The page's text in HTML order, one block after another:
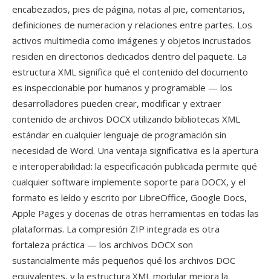
encabezados, pies de página, notas al pie, comentarios,
definiciones de numeracion y relaciones entre partes. Los
activos multimedia como imágenes y objetos incrustados
residen en directorios dedicados dentro del paquete. La
estructura XML significa qué el contenido del documento
es inspeccionable por humanos y programable — los
desarrolladores pueden crear, modificar y extraer
contenido de archivos DOCX utilizando bibliotecas XML
estándar en cualquier lenguaje de programación sin
necesidad de Word. Una ventaja significativa es la apertura
e interoperabilidad: la especificación publicada permite qué
cualquier software implemente soporte para DOCX, y el
formato es leído y escrito por LibreOffice, Google Docs,
Apple Pages y docenas de otras herramientas en todas las
plataformas. La compresión ZIP integrada es otra
fortaleza práctica — los archivos DOCX son
sustancialmente más pequeños qué los archivos DOC
equivalentes, y la estructura XML modular mejora la